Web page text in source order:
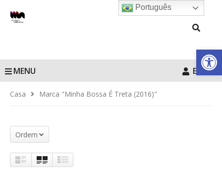
Barra de
MENU Entrar
Casa Marca "Minha Bossa É Treta (2016)"
Ordem
Português